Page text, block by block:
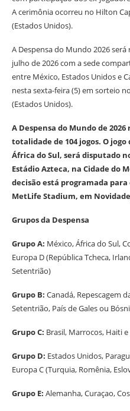
A cerimônia ocorreu no Hilton
(Estados Unidos).
A Despensa do Mundo 2026
julho de 2026 com a sede
entre México, Estados Unidos e
nesta sexta-feira (5) em sorteio
(Estados Unidos).
A Despensa do Mundo de
totalidade de 104 jogos. O
África do Sul, será disputado
Estádio Azteca, na Cidade do
decisão está programada para
MetLife Stadium, em Novidade
Grupos da Despensa
Grupo A: México, África do Sul,
Europa D (República Tcheca,
Setentrião)
Grupo B: Canadá, Repescagem
Setentrião, País de Gales ou
Grupo C: Brasil, Marrocos, Haiti e
Grupo D: Estados Unidos,
Europa C (Turquia, Romênia,
Grupo E: Alemanha, Curaçao,